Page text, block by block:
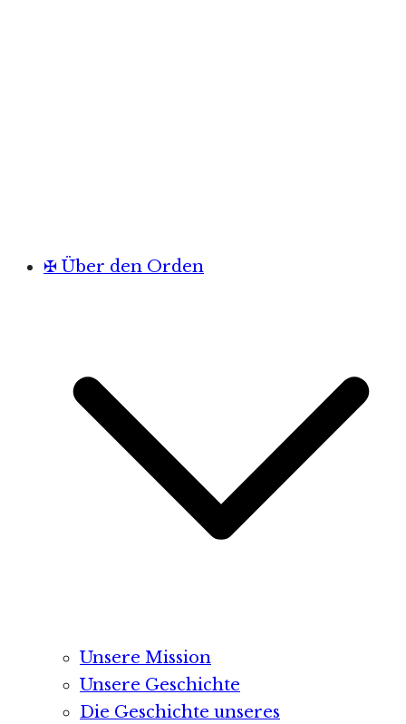
✠ Über den Orden
Unsere Mission
Unsere Geschichte
Die Geschichte unseres